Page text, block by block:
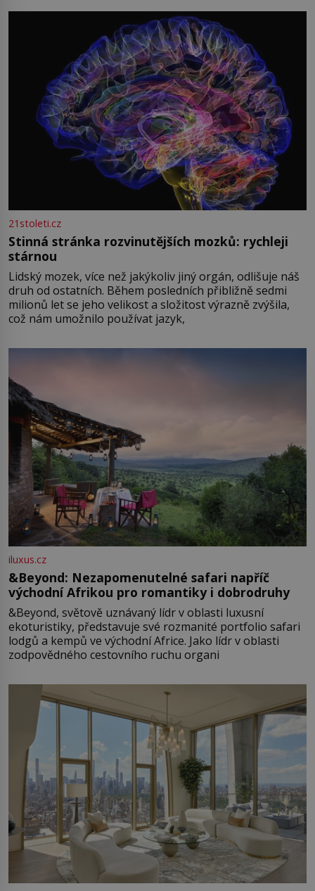
přízračná scéna znamená? Je jaro roku 1945, druhá
světová válka se chýlí ke konci. Jezero Stolpsee
21stoleti.cz
Stinná stránka rozvinutějších mozků: rychleji
stárnou
Lidský mozek, více než jakýkoliv jiný orgán, odlišuje náš
druh od ostatních. Během posledních přibližně sedmi
milionů let se jeho velikost a složitost výrazně zvýšila,
což nám umožnilo používat jazyk,
iluxus.cz
&Beyond: Nezapomenutelné safari napříč
východní Afrikou pro romantiky i dobrodruhy
&Beyond, světově uznávaný lídr v oblasti luxusní
ekoturistiky, představuje své rozmanité portfolio safari
lodgů a kempů ve východní Africe. Jako lídr v oblasti
zodpovědného cestovního ruchu organi